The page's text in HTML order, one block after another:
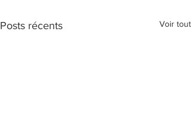
Posts récents Voir tout